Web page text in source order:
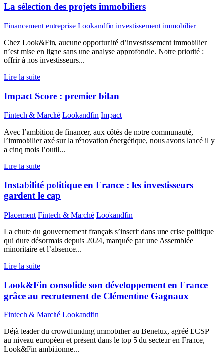
La sélection des projets immobiliers
Financement entreprise Lookandfin investissement immobilier
Chez Look&Fin, aucune opportunité d’investissement immobilier
n’est mise en ligne sans une analyse approfondie. Notre priorité :
offrir à nos investisseurs...
Lire la suite
Impact Score : premier bilan
Fintech & Marché Lookandfin Impact
Avec l’ambition de financer, aux côtés de notre communauté,
l’immobilier axé sur la rénovation énergétique, nous avons lancé il y
a cinq mois l’outil...
Lire la suite
Instabilité politique en France : les investisseurs
gardent le cap
Placement Fintech & Marché Lookandfin
La chute du gouvernement français s’inscrit dans une crise politique
qui dure désormais depuis 2024, marquée par une Assemblée
minoritaire et l’absence...
Lire la suite
Look&Fin consolide son développement en France
grâce au recrutement de Clémentine Gagnaux
Fintech & Marché Lookandfin
Déjà leader du crowdfunding immobilier au Benelux, agréé ECSP
au niveau européen et présent dans le top 5 du secteur en France,
Look&Fin ambitionne...